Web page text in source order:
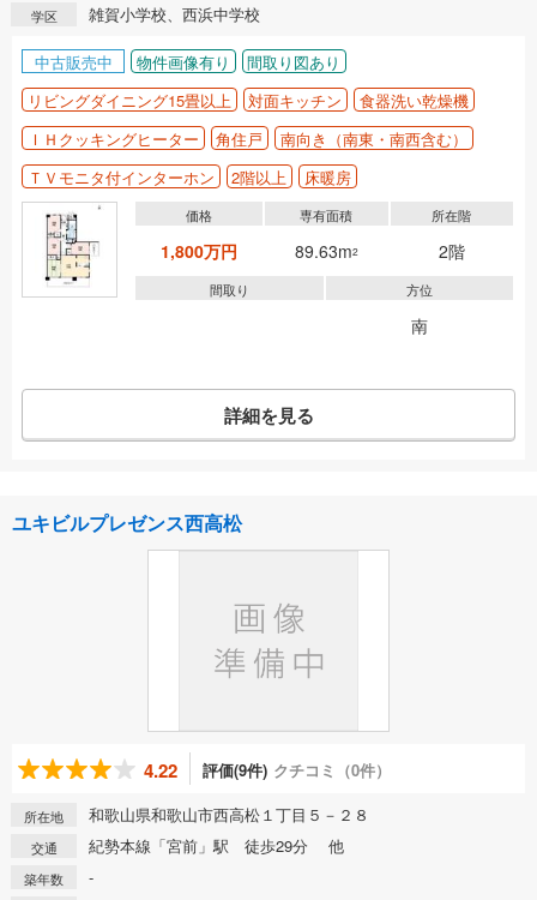
学区 雑賀小学校、西浜中学校
中古販売中 物件画像有り
間取り図あり
リビングダイニング15畳以上
対面キッチン
食器洗い乾燥機
ＩＨクッキングヒーター
角住戸
南向き（南東・南西含む）
ＴＶモニタ付インターホン
2階以上 床暖房
価格
1,800万円
専有面積
89.63m2
所在階
2階
間取り 方位
南
詳細を見る
ユキビルプレゼンス西高松
4.22 評価(9件) クチコミ（0件）
所在地 和歌山県和歌山市西高松１丁目５－２８
交通 紀勢本線「宮前」駅 徒歩29分 他
築年数 -